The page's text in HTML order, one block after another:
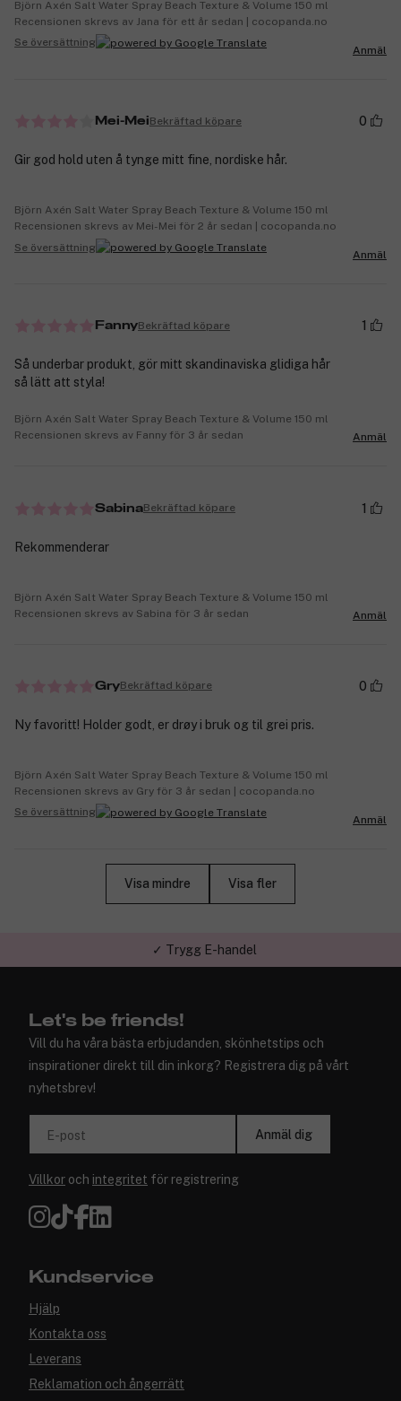
Björn Axén Salt Water Spray Beach Texture & Volume 150 ml
Recensionen skrevs av Jana för ett år sedan | cocopanda.no
Se översättning
Anmäl
Mei-MeiBekräftad köpare 0
Gir god hold uten å tynge mitt fine, nordiske hår.
Björn Axén Salt Water Spray Beach Texture & Volume 150 ml
Recensionen skrevs av Mei-Mei för 2 år sedan | cocopanda.no
Se översättning
Anmäl
FannyBekräftad köpare 1
Så underbar produkt, gör mitt skandinaviska glidiga hår
så lätt att styla!
Björn Axén Salt Water Spray Beach Texture & Volume 150 ml
Recensionen skrevs av Fanny för 3 år sedan
Anmäl
SabinaBekräftad köpare 1
Rekommenderar
Björn Axén Salt Water Spray Beach Texture & Volume 150 ml
Recensionen skrevs av Sabina för 3 år sedan
Anmäl
GryBekräftad köpare 0
Ny favoritt! Holder godt, er drøy i bruk og til grei pris.
Björn Axén Salt Water Spray Beach Texture & Volume 150 ml
Recensionen skrevs av Gry för 3 år sedan | cocopanda.no
Se översättning
Anmäl
Visa mindre Visa fler
✓ Trygg E-handel
Let's be friends!
Vill du ha våra bästa erbjudanden, skönhetstips och
inspirationer direkt till din inkorg? Registrera dig på vårt
nyhetsbrev!
E-post Anmäl dig
Villkor och integritet för registrering
Kundservice
Hjälp
Kontakta oss
Leverans
Reklamation och ångerrätt